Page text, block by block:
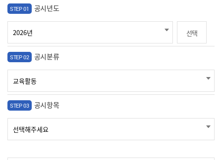
STEP 01 공시년도
선택
STEP 02 공시분류
STEP 03 공시항목